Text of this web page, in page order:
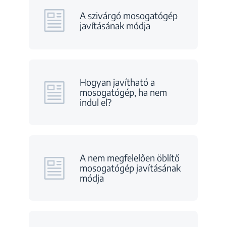
A szivárgó mosogatógép
javításának módja
Hogyan javítható a
mosogatógép, ha nem
indul el?
A nem megfelelően öblítő
mosogatógép javításának
módja